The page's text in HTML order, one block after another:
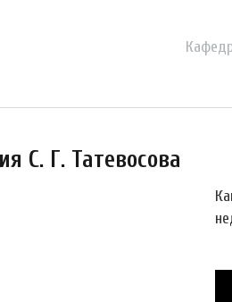
С. Г. Татевосова